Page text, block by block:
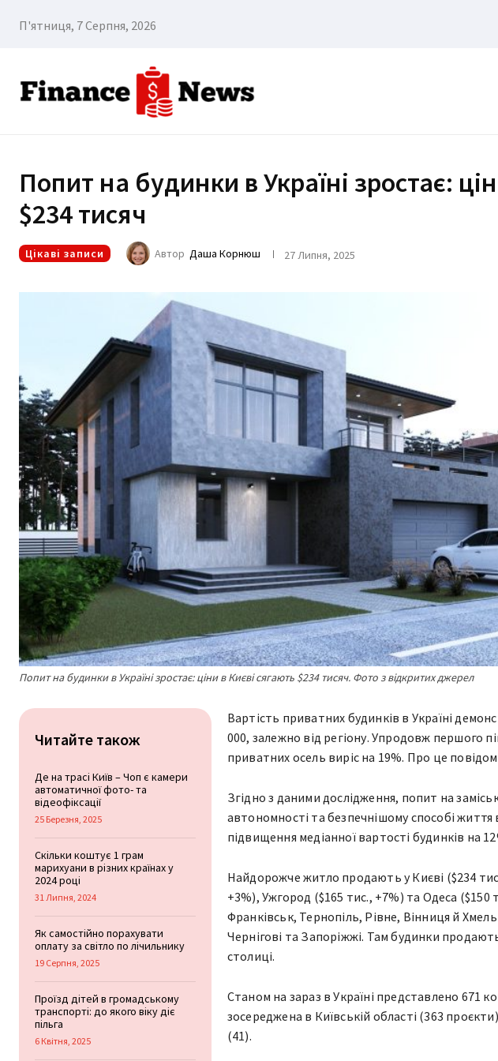
П'ятниця, 7 Серпня, 2026
Попит на будинки в Україні зростає:
$234 тисяч
Цікаві записи Автор Даша Корнюш 27 Липня, 2025
Попит на будинки в Україні зростає: ціни в Києві сягають $234 тисяч. Фото з відкритих джерел
Читайте також
Де на трасі Київ – Чоп є камери
автоматичної фото- та
відеофіксації
25 Березня, 2025
Скільки коштує 1 грам
марихуани в різних країнах у
2024 році
31 Липня, 2024
Як самостійно порахувати
оплату за світло по лічильнику
19 Серпня, 2025
Проїзд дітей в громадському
транспорті: до якого віку діє
пільга
6 Квітня, 2025
Вартість приватних будинків в Україні
000, залежно від регіону. Упродовж першого
приватних осель виріс на 19%. Про це
Згідно з даними дослідження, попит на
автономності та безпечнішому способі
підвищення медіанної вартості будинків на
Найдорожче житло продають у Києві ($234
+3%), Ужгород ($165 тис., +7%) та Одеса ($150
Франківськ, Тернопіль, Рівне, Вінниця й
Чернігові та Запоріжжі. Там будинки
столиці.
Станом на зараз в Україні представлено 671
зосереджена в Київській області (363
(41).